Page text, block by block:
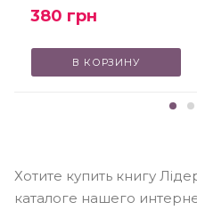
380 грн
В КОРЗИНУ
Хотите купить книгу
каталоге нашего